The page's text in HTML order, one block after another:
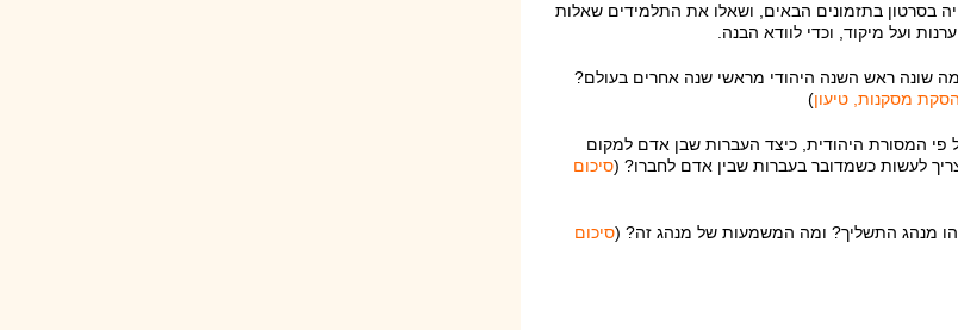
בסרטון בתזמונים הבאים, ושאלו את התלמידים שאלות
ועל מיקוד, וכדי לוודא הבנה.
1:31: במה שונה ראש השנה היהודי מראשי שנה אחרים בעולם?
מסקנות, טיעון)
2:58: על פי המסורת היהודית, כיצד העברות שבן אדם למקום
לעשות כשמדובר בעברות שבין אדם לחברו? (סיכום
סיכום